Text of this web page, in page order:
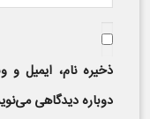
ذخیره نام، ایمیل و
دوباره دیدگاهی